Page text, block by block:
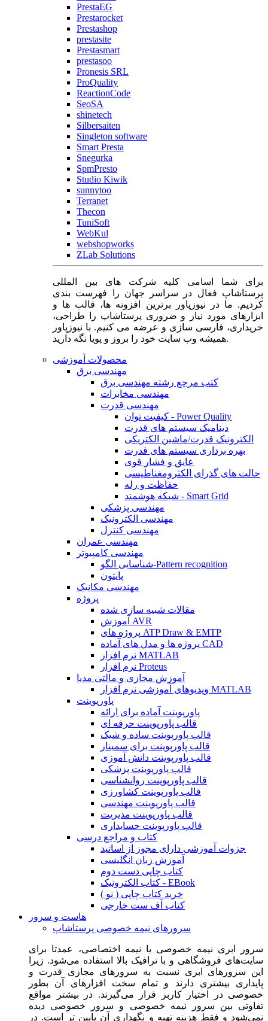
PrestaEG
Prestarocket
Prestashop
prestasite
Prestasmart
prestasoo
Pronesis SRL
ProQuality
ReactionCode
SeoSA
shinetech
Silbersaiten
Singleton software
Smart Presta
Snegurka
SpmPresto
Studio Kiwik
sunnytoo
Terranet
Thecon
TuniSoft
WebKul
webshopworks
ZLab Solutions
برای شما اسامی کلیه شرکت های بین المللی
پرستاشاپ فعال در سراسر جهان را فهرست بندی
کردیم. ما در نیوزپاور برترین افزونه ها، قالب ها و
ابزارهای مورد نیاز و ضروری پرستاشاپ را طراحی،
خریداری، فارسی سازی و عرضه می کنیم. با نیوزپاور
همیشه وب سایت خود را بروز و پویا نگه دارید.
محصولات آموزشی
مهندسی برق
کتب مرجع رشته مهندسی برق
مهندسی مخابرات
مهندسی قدرت
کیفیت توان - Power Quality
دینامیک سیستم های قدرت
الکترونیک قدرت/ماشین الکتریکی
بهره برداری سیستم های قدرت
عایق و فشار قوی
حالت های گذرای الکترومغناطیسی
حفاظت و رله
شبکه هوشمند - Smart Grid
مهندسی پزشکی
مهندسی الکترونیک
مهندسی کنترل
مهندسی عمران
مهندسی کامپیوتر
شناسایی الگو-Pattern recognition
پایتون
مهندسی مکانیک
پروژه
مقالات شبیه سازی شده
آموزش AVR
پروژه های ATP Draw & EMTP
پروژه ها و مدل های آماده CAD
نرم افزار MATLAB
نرم افزار Proteus
آموزش مجازی و مالتی مدیا
ویدیوهای آموزشی نرم افزار MATLAB
پاورپوینت
پاورپوینت آماده برای ارائه
قالب پاورپوینت حرفه ای
قالب پاورپوینت ساده و شیک
قالب پاورپوینت برای سمینار
قالب پاورپوینت دانش آموزی
قالب پاورپوینت پزشکی
قالب پاورپوینت روانشناسی
قالب پاورپوینت کشاورزی
قالب پاورپوینت مهندسی
قالب پاورپوینت مدیریت
قالب پاورپوینت حسابداری
کتاب و مراجع درسی
جزوات آموزشی دارای مجوز از اساتید
آموزش زبان انگلیسی
کتاب چاپی دست دوم
کتاب الکترونیک - EBook
خرید کتاب چاپی ( نو )
کتاب آف ست خارجی
هاست و سرور
سرورهای نیمه خصوصی پرستاشاپ
سرور ابری نیمه خصوصی یا نیمه اختصاصی، عمدتا برای
سایت‌های فروشگاهی و با ترافیک بالا استفاده می‌شود. زیرا
این سرورهای ابری نسبت به سرورهای مجازی قدرت و
پایداری بیشتری دارند و تمام سخت افزارهای آن بطور
خصوصی در اختیار کاربر قرار می‌گیرند. در بیشتر مواقع
تفاوتی بین سرور نیمه خصوصی و سرور خصوصی دیده
نمی‌شود و فقط هزینه تهیه و نگهداری آن پایین تر است. در